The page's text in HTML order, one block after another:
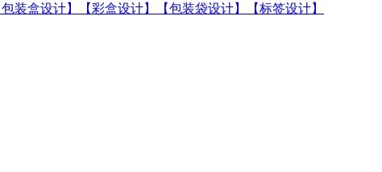
装盒设计】【彩盒设计】【包装袋设计】【标签设计】